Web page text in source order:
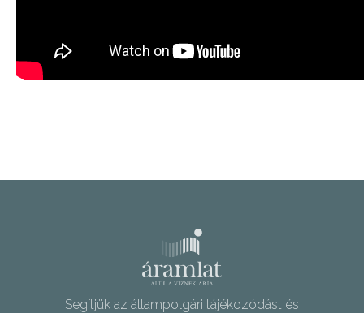
Segítjük az állampolgári tájékozódást és